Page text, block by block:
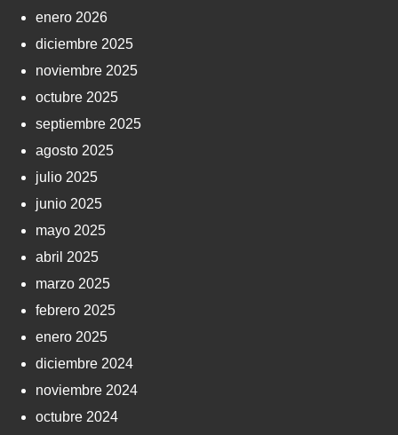
enero 2026
diciembre 2025
noviembre 2025
octubre 2025
septiembre 2025
agosto 2025
julio 2025
junio 2025
mayo 2025
abril 2025
marzo 2025
febrero 2025
enero 2025
diciembre 2024
noviembre 2024
octubre 2024